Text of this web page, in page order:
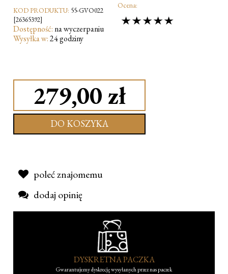
KOD PRODUKTU: 55-GVO022
[26365392]
Dostępność: na wyczerpaniu
Wysyłka w:24 godziny
Ocena:
279,00 zł
DO KOSZYKA
poleć znajomemu
dodaj opinię
DYSKRETNA PACZKA
Gwarantujemy dyskrecję wysyłanych przez nas paczek